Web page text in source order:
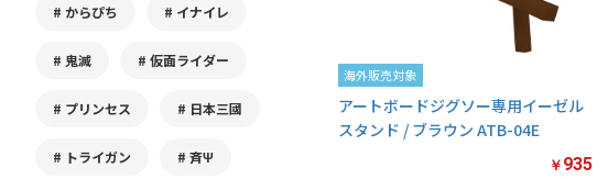
からぴち イナイレ
鬼滅 仮面ライダー
プリンセス 日本三國
トライガン 斉Ψ
海外販売対象
アートボードジグソー専用イーゼル
スタンド / ブラウン ATB-04E
￥ 935